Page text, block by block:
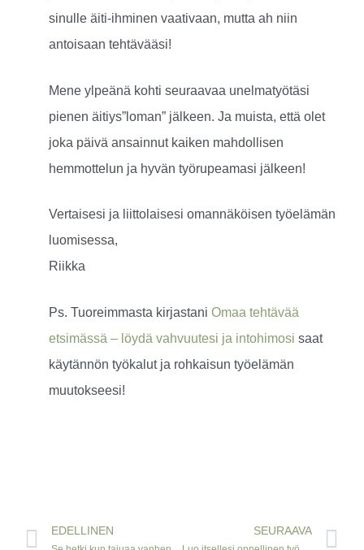
sinulle äiti-ihminen vaativaan, mutta ah niin
antoisaan tehtävääsi!
Mene ylpeänä kohti seuraavaa unelmatyötäsi
pienen äitiys”loman” jälkeen. Ja muista, että olet
joka päivä ansainnut kaiken mahdollisen
hemmottelun ja hyvän työrupeamasi jälkeen!
Vertaisesi ja liittolaisesi omannäköisen työelämän
luomisessa,
Riikka
Ps. Tuoreimmasta kirjastani Omaa tehtävää
etsimässä – löydä vahvuutesi ja intohimosi saat
käytännön työkalut ja rohkaisun työelämän
muutokseesi!
Prev
EDELLINEN SEURAAVA